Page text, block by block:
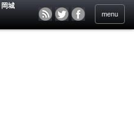
岡城
menu